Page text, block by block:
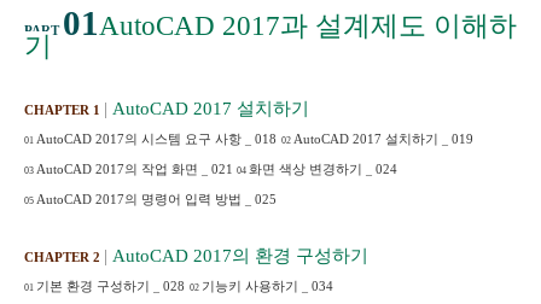
PART 01AutoCAD 2017과 설계제도 이해하
기
CHAPTER 1 | AutoCAD 2017 설치하기
01 AutoCAD 2017의 시스템 요구 사항 018 02 AutoCAD 2017 설치하기 019
03 AutoCAD 2017의 작업 화면 021 04 화면 색상 변경하기 024
05 AutoCAD 2017의 명령어 입력 방법 025
CHAPTER 2 | AutoCAD 2017의 환경 구성하기
01 기본 환경 구성하기 028 02 기능키 사용하기 034